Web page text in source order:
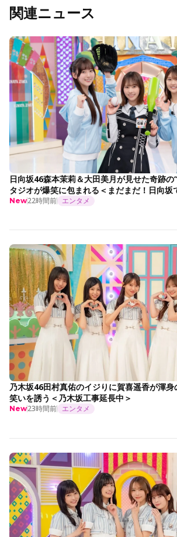
関連ニュース
日向坂46森本茉莉＆大田美月が見せた奇跡の
タジオが爆笑に包まれる＜まだまだ！日向坂
New22時間前 エンタメ
乃木坂46田村真佑のイジりに賀喜遥香が渾
笑いを誘う＜乃木坂工事延長中＞
New23時間前 エンタメ